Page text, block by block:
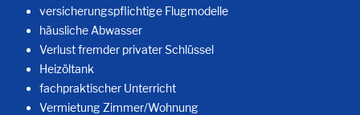
versicherungspflichtige Flugmodelle
häusliche Abwasser
Verlust fremder privater Schlüssel
Heizöltank
fachpraktischer Unterricht
Vermietung Zimmer/Wohnung